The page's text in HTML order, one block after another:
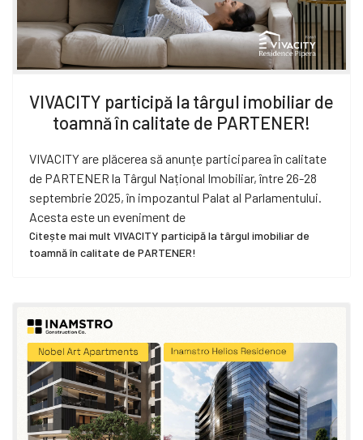
VIVACITY participă la târgul imobiliar de
toamnă în calitate de PARTENER!
VIVACITY are plăcerea să anunțe participarea în calitate
de PARTENER la Târgul Național Imobiliar, între 26-28
septembrie 2025, în impozantul Palat al Parlamentului.
Acesta este un eveniment de
Citește mai mult VIVACITY participă la târgul imobiliar de
toamnă în calitate de PARTENER!